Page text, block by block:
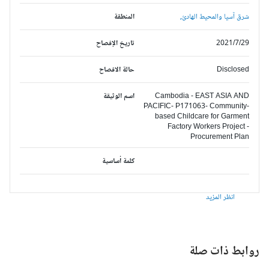
المنطقة شرق آسيا والمحيط الهادئ,
تاريخ الإفصاح 2021/7/29
حالة الافصاح Disclosed
اسم الوثيقة
Cambodia - EAST ASIA AND
PACIFIC- P171063- Community-
based Childcare for Garment
Factory Workers Project -
Procurement Plan
كلمة أساسية
انظر المزيد
روابط ذات صلة